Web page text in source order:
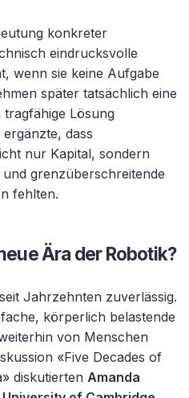
konkreter
eindrucksvolle
wenn sie keine Aufgabe
später tatsächlich eine
Lösung
dass
nur Kapital, sondern
grenzüberschreitende
fehlten.
Ära der Robotik?
Jahrzehnten zuverlässig.
körperlich belastende
von Menschen
«Five Decades of
diskutierten Amanda